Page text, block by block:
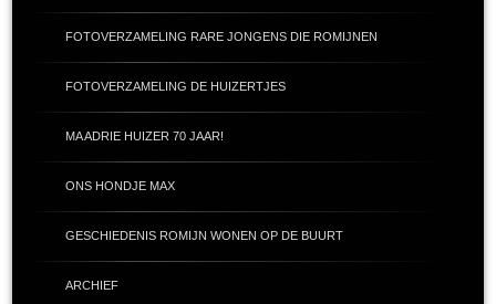
FOTOVERZAMELING RARE JONGENS DIE ROMIJNEN
FOTOVERZAMELING DE HUIZERTJES
MA ADRIE HUIZER 70 JAAR!
ONS HONDJE MAX
GESCHIEDENIS ROMIJN WONEN OP DE BUURT
ARCHIEF